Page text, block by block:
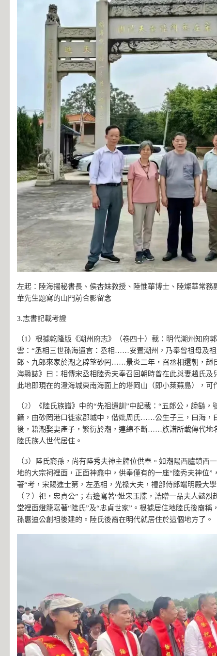
左起：陸海揚秘書長、侯杏妹教授、陸惟華博士、陸燦華常務
華先生題寫的山門前合影留念
3.志書記載考證
（1）根據乾隆版《潮州府志》（卷四十）載：明代潮州知府
雲：“丞相三世孫海遺言：丞相……安置潮州，乃奉曾祖母及
郎、九郎來家於潮之辟望砂罔……景炎二年，召丞相還朝，趙
海縣誌》曰：相傳宋丞相陸秀夫奉召回朝時曾在此與妻趙氏及
此地即現在的澄海城東南海面上的塔岡山（即小萊蕪島），可
（2）《陸氏族譜》中的“先祖遺訓”中記載：“五郎公，諱繇
籍，由砂罔港口徙家郡城中，偕妣周氏……公生子三，曰海
後，籍潮娶妻產子，繁衍於潮，連綿不斷……族譜所載傳代地
陸氏族人世代居住。
（3）陸氏裔孫，尚有陸秀夫神主牌位供奉。如潮陽西臚鎮西
地的大宗祠裡面，正面神龕中，供奉僅有的一座“陸秀夫神位”
著“考，宋賜進士第，左丞相，光祿大夫，禮部侍郎端明殿大
（？）祀，忠貞公”；右邊寫著“妣宋玉牒，誥贈一品夫人懿烈
堂裡面燈籠寫著“陸氏”及“忠貞世家”。根據居住地陸氏後裔稱
孫惠迪公創祖後建的。陸氏後裔在明代就居住於這個地方了。